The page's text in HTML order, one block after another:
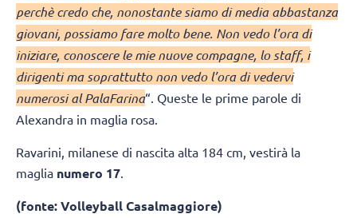
perchè credo che, nonostante siamo di media abbastanza
giovani, possiamo fare molto bene. Non vedo l’ora di
iniziare, conoscere le mie nuove compagne, lo staff, i
dirigenti ma soprattutto non vedo l’ora di vedervi
numerosi al PalaFarina“. Queste le prime parole di
Alexandra in maglia rosa.
Ravarini, milanese di nascita alta 184 cm, vestirà la
maglia numero 17
(fonte: Volleyball Casalmaggiore)